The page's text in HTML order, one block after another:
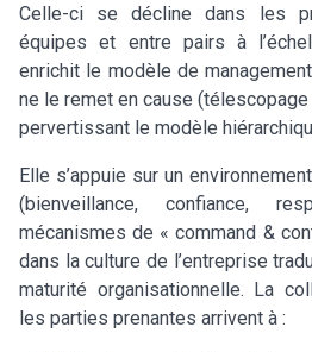
Celle-ci se décline dans les
équipes et entre pairs à
enrichit le modèle de
ne le remet en cause
pervertissant le modèle
Elle s’appuie sur un
(bienveillance, confiance,
mécanismes de « command &
dans la culture de l’entreprise
maturité organisationnelle. La
les parties prenantes arrivent à :